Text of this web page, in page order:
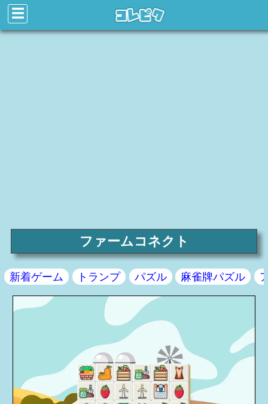
☰
ファームコネクト
新着ゲーム トランプ パズル 麻雀牌パズル